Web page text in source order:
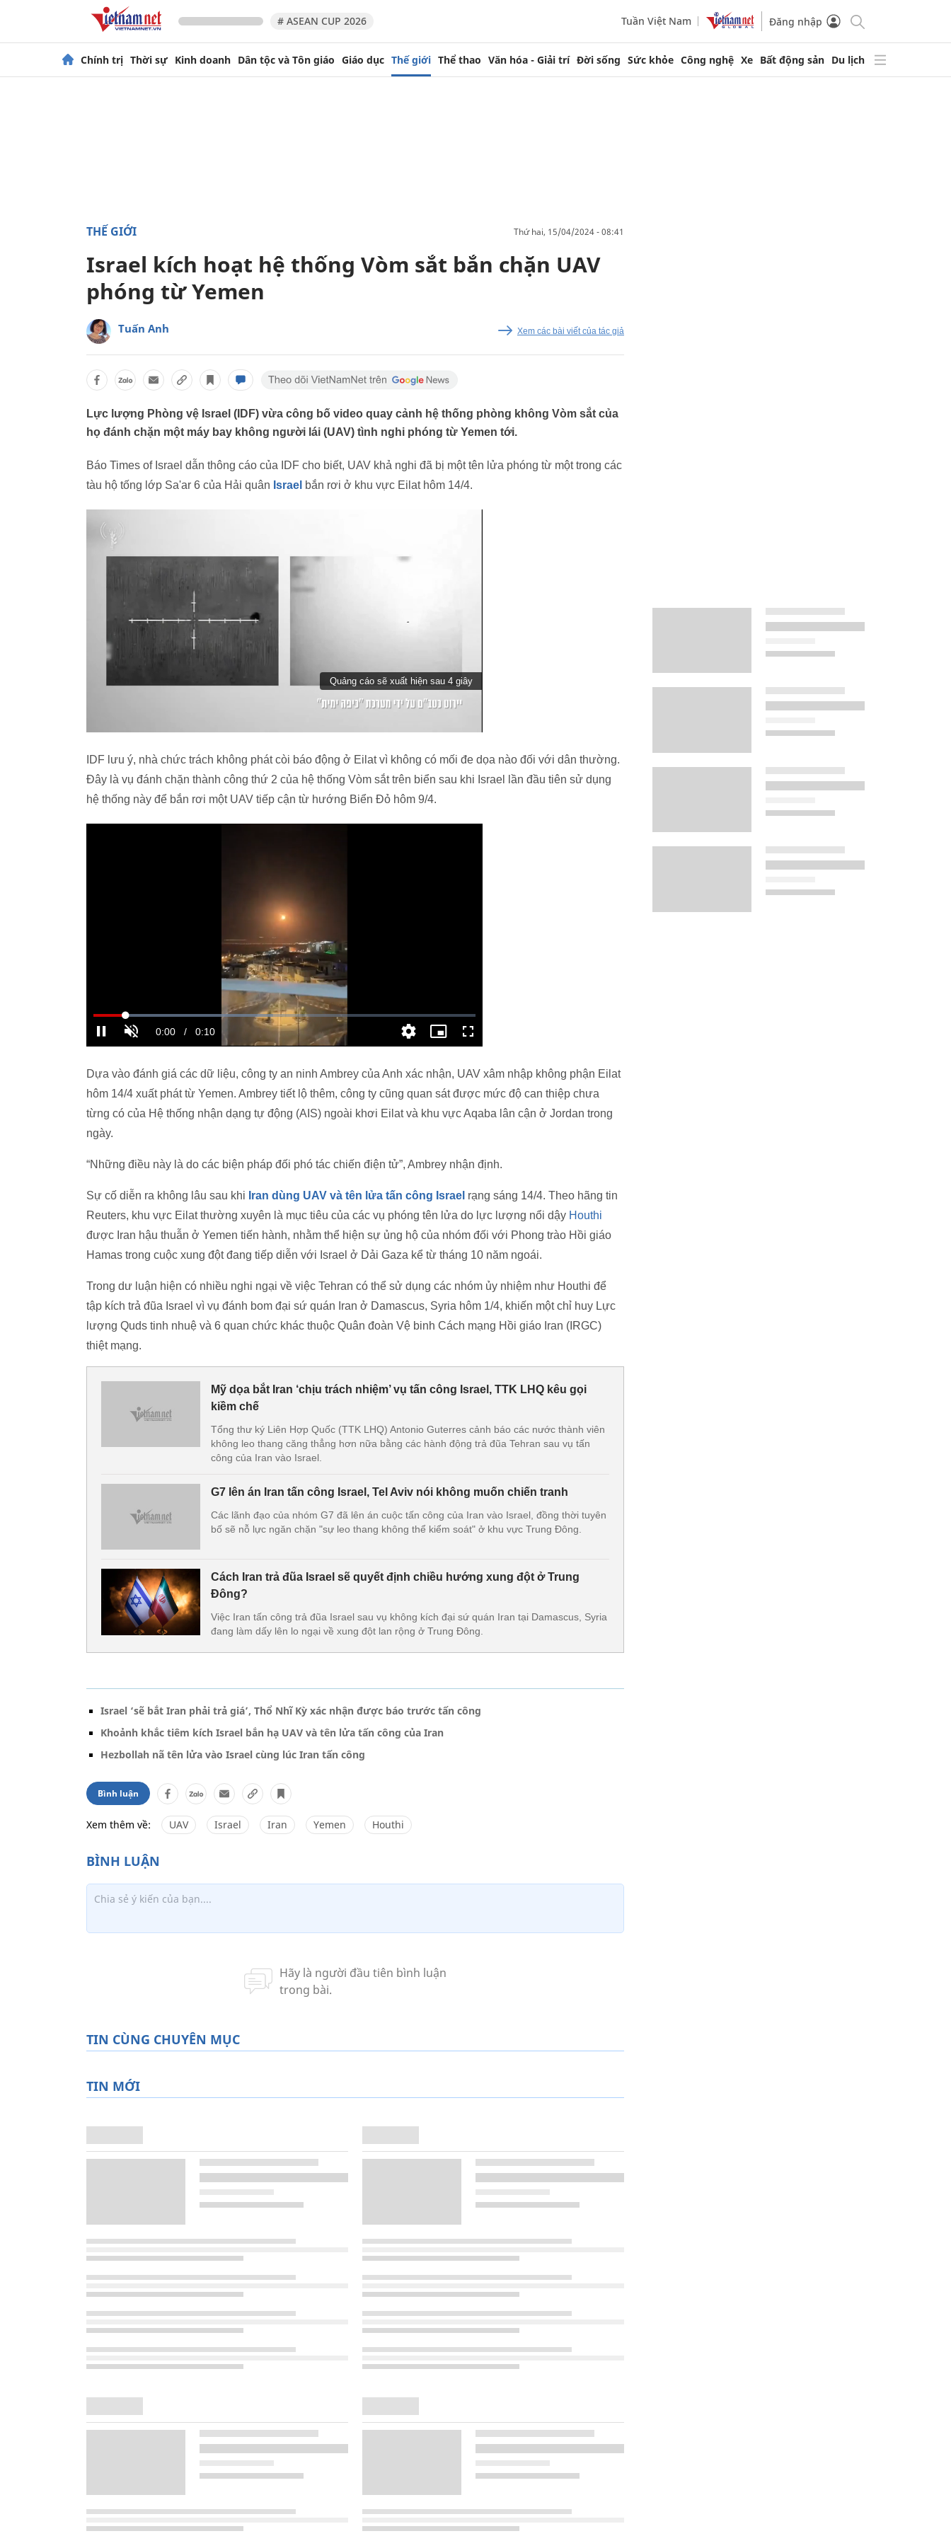
# ASEAN CUP 2026 Tuần Việt Nam Đăng nhập
Chính trị Thời sự Kinh doanh Dân tộc và Tôn giáo Giáo dục Thế giới Thể thao Văn hóa - Giải trí Đời sống Sức khỏe Công nghệ Xe Bất động sản Du lịch
THẾ GIỚI thứ hai, 15/04/2024 - 08:41
Israel kích hoạt hệ thống Vòm sắt bắn chặn UAV
phóng từ Yemen
Tuấn Anh Xem các bài viết của tác giả
Lực lượng Phòng vệ Israel (IDF) vừa công bố video quay cảnh hệ thống phòng không Vòm sắt của
họ đánh chặn một máy bay không người lái (UAV) tình nghi phóng từ Yemen tới.
Báo Times of Israel dẫn thông cáo của IDF cho biết, UAV khả nghi đã bị một tên lửa phóng từ một trong các
tàu hộ tống lớp Sa'ar 6 của Hải quân Israel bắn rơi ở khu vực Eilat hôm 14/4.
IDF lưu ý, nhà chức trách không phát còi báo động ở Eilat vì không có mối đe dọa nào đối với dân thường.
Đây là vụ đánh chặn thành công thứ 2 của hệ thống Vòm sắt trên biển sau khi Israel lần đầu tiên sử dụng
hệ thống này để bắn rơi một UAV tiếp cận từ hướng Biển Đỏ hôm 9/4.
Dựa vào đánh giá các dữ liệu, công ty an ninh Ambrey của Anh xác nhận, UAV xâm nhập không phận Eilat
hôm 14/4 xuất phát từ Yemen. Ambrey tiết lộ thêm, công ty cũng quan sát được mức độ can thiệp chưa
từng có của Hệ thống nhận dạng tự động (AIS) ngoài khơi Eilat và khu vực Aqaba lân cận ở Jordan trong
ngày.
“Những điều này là do các biện pháp đối phó tác chiến điện tử”, Ambrey nhận định.
Sự cố diễn ra không lâu sau khi Iran dùng UAV và tên lửa tấn công Israel rạng sáng 14/4. Theo hãng tin
Reuters, khu vực Eilat thường xuyên là mục tiêu của các vụ phóng tên lửa do lực lượng nổi dậy Houthi
được Iran hậu thuẫn ở Yemen tiến hành, nhằm thể hiện sự ủng hộ của nhóm đối với Phong trào Hồi giáo
Hamas trong cuộc xung đột đang tiếp diễn với Israel ở Dải Gaza kể từ tháng 10 năm ngoái.
Trong dư luận hiện có nhiều nghi ngại về việc Tehran có thể sử dụng các nhóm ủy nhiệm như Houthi để
tập kích trả đũa Israel vì vụ đánh bom đại sứ quán Iran ở Damascus, Syria hôm 1/4, khiến một chỉ huy Lực
lượng Quds tinh nhuệ và 6 quan chức khác thuộc Quân đoàn Vệ binh Cách mạng Hồi giáo Iran (IRGC)
thiệt mạng.
Mỹ dọa bắt Iran ‘chịu trách nhiệm’ vụ tấn công Israel, TTK LHQ kêu gọi
kiềm chế
Tổng thư ký Liên Hợp Quốc (TTK LHQ) Antonio Guterres cảnh báo các nước thành viên
không leo thang căng thẳng hơn nữa bằng các hành động trả đũa Tehran sau vụ tấn
công của Iran vào Israel.
G7 lên án Iran tấn công Israel, Tel Aviv nói không muốn chiến tranh
Các lãnh đạo của nhóm G7 đã lên án cuộc tấn công của Iran vào Israel, đồng thời tuyên
bố sẽ nỗ lực ngăn chặn "sự leo thang không thể kiểm soát" ở khu vực Trung Đông.
Cách Iran trả đũa Israel sẽ quyết định chiều hướng xung đột ở Trung
Đông?
Việc Iran tấn công trả đũa Israel sau vụ không kích đại sứ quán Iran tại Damascus, Syria
đang làm dấy lên lo ngại về xung đột lan rộng ở Trung Đông.
Israel ‘sẽ bắt Iran phải trả giá’, Thổ Nhĩ Kỳ xác nhận được báo trước tấn công
Khoảnh khắc tiêm kích Israel bắn hạ UAV và tên lửa tấn công của Iran
Hezbollah nã tên lửa vào Israel cùng lúc Iran tấn công
Bình luận
Xem thêm về: UAV Israel Iran Yemen Houthi
TIN CÙNG CHUYÊN MỤC
TIN MỚI